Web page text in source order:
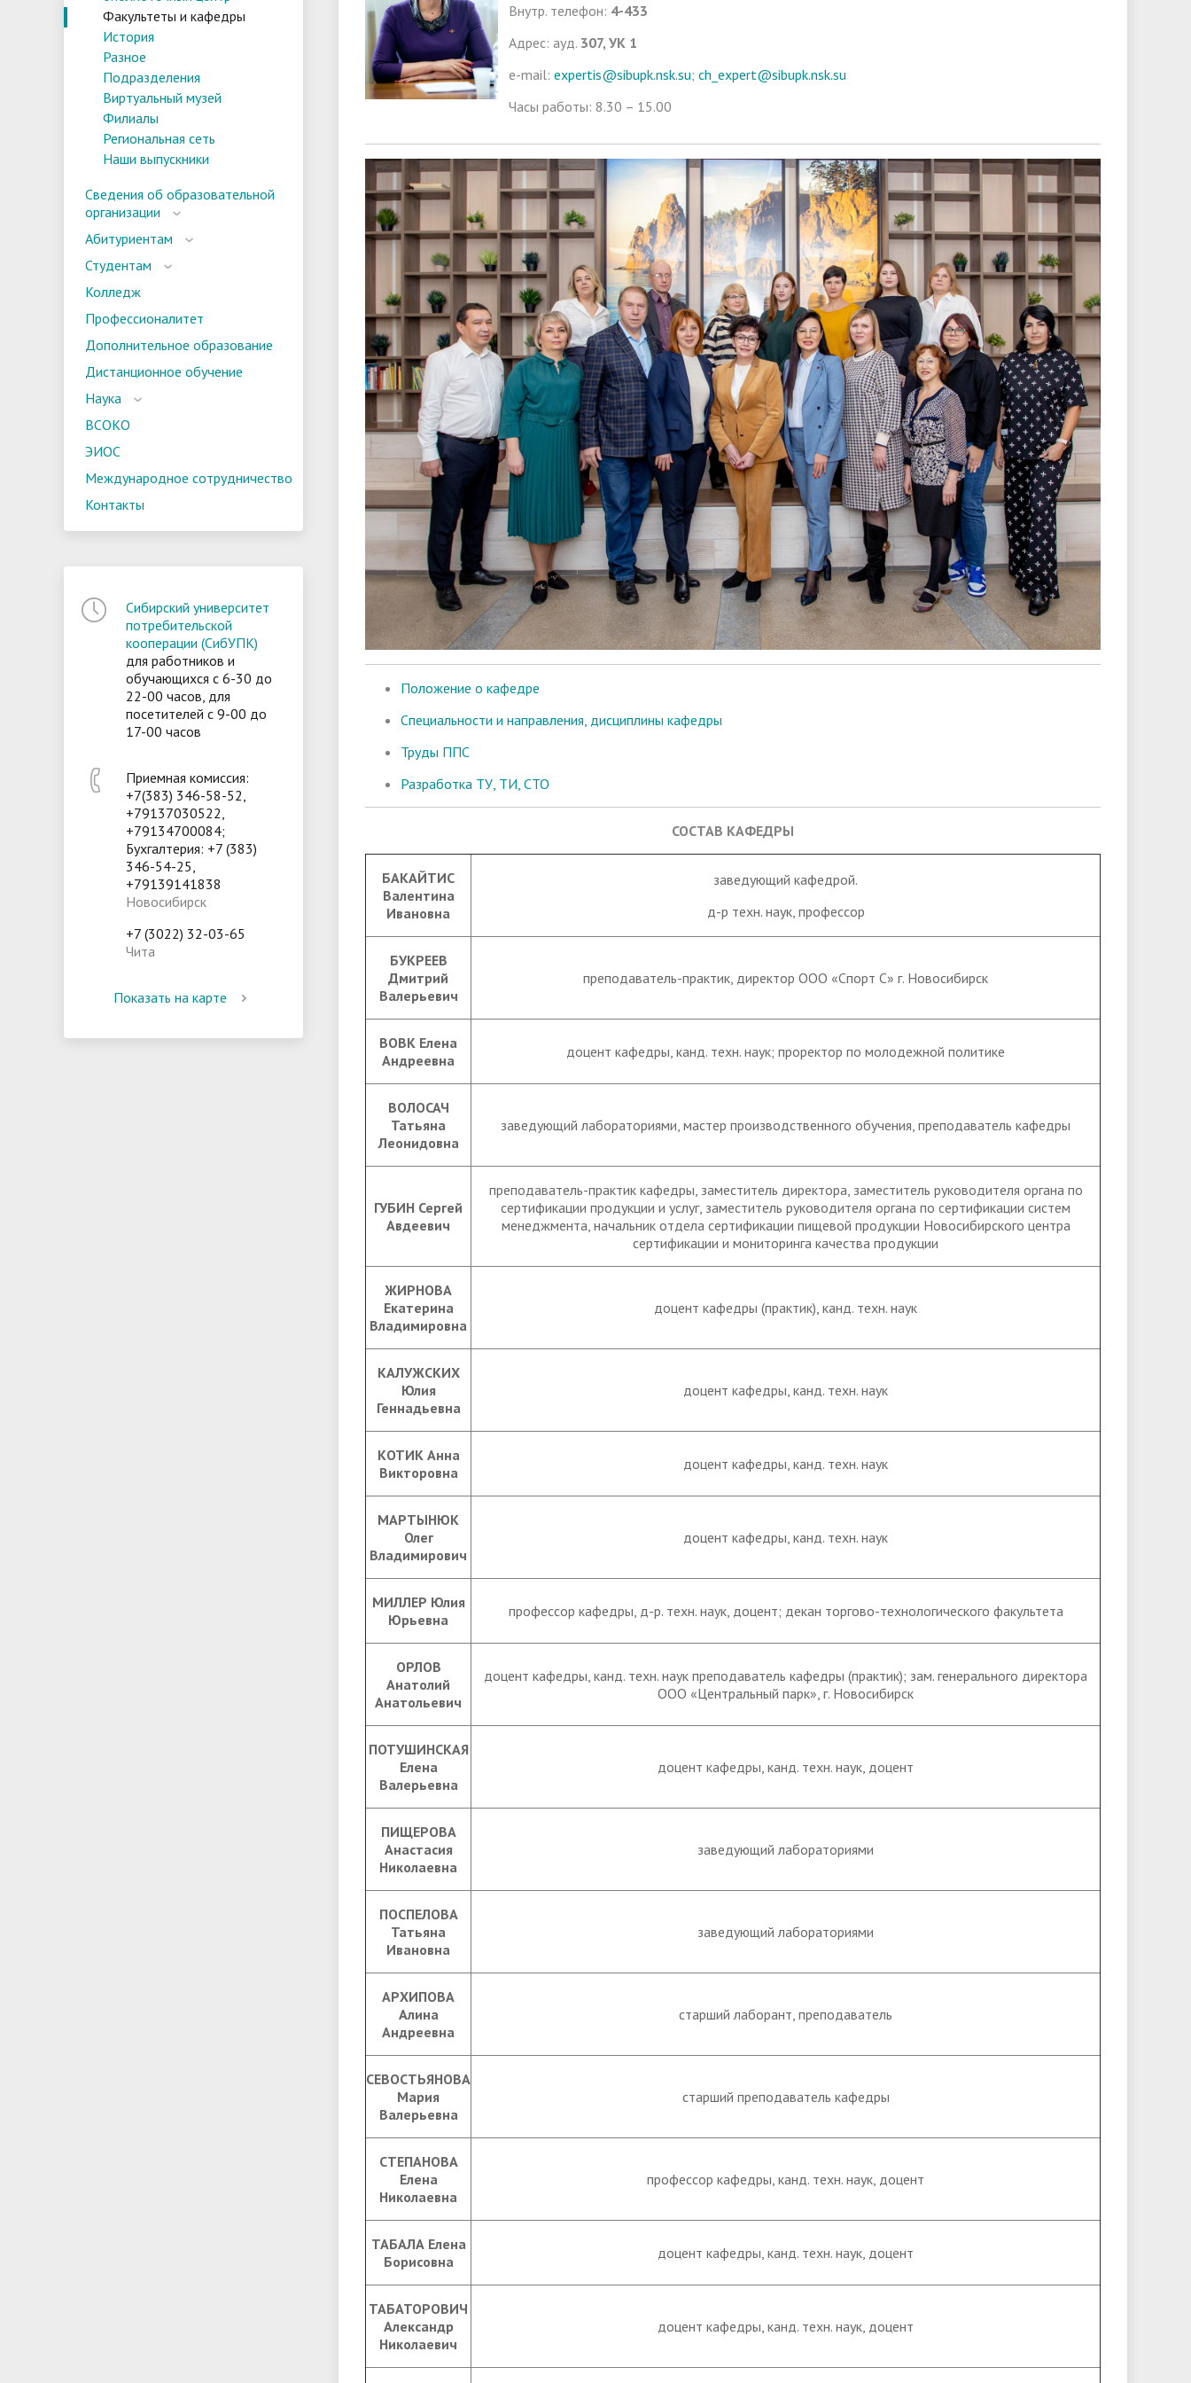
Факультеты и кафедры
История
Разное
Подразделения
Виртуальный музей
Филиалы
Региональная сеть
Наши выпускники
Сведения об образовательной
организации
Абитуриентам
Студентам
Колледж
Профессионалитет
Дополнительное образование
Дистанционное обучение
Наука
ВСОКО
ЭИОС
Международное сотрудничество
Контакты
Сибирский университет
потребительской
кооперации (СибУПК)
для работников и
обучающихся с 6-30 до
22-00 часов, для
посетителей с 9-00 до
17-00 часов
Приемная комиссия:
+7(383) 346-58-52,
+79137030522,
+79134700084;
Бухгалтерия: +7 (383)
346-54-25,
+79139141838
Новосибирск
+7 (3022) 32-03-65
Чита
Показать на карте
Внутр. телефон: 4-433
Адрес: ауд. 307, УК 1
e-mail: expertis@sibupk.nsk.su; ch_expert@sibupk.nsk.su
Часы работы: 8.30 – 15.00
Положение о кафедре
Специальности и направления, дисциплины кафедры
Труды ППС
Разработка ТУ, ТИ, СТО
СОСТАВ КАФЕДРЫ
БАКАЙТИС
Валентина
Ивановна
заведующий кафедрой.
д-р техн. наук, профессор
БУКРЕЕВ
Дмитрий
Валерьевич
преподаватель-практик, директор ООО «Спорт С» г. Новосибирск
ВОВК Елена
Андреевна
доцент кафедры, канд. техн. наук; проректор по молодежной политике
ВОЛОСАЧ
Татьяна
Леонидовна
заведующий лабораториями, мастер производственного обучения, преподаватель кафедры
ГУБИН Сергей
Авдеевич
преподаватель-практик кафедры, заместитель директора, заместитель руководителя органа по
сертификации продукции и услуг, заместитель руководителя органа по сертификации систем
менеджмента, начальник отдела сертификации пищевой продукции Новосибирского центра
сертификации и мониторинга качества продукции
ЖИРНОВА
Екатерина
Владимировна
доцент кафедры (практик), канд. техн. наук
КАЛУЖСКИХ
Юлия
Геннадьевна
доцент кафедры, канд. техн. наук
КОТИК Анна
Викторовна
доцент кафедры, канд. техн. наук
МАРТЫНЮК
Олег
Владимирович
доцент кафедры, канд. техн. наук
МИЛЛЕР Юлия
Юрьевна
профессор кафедры, д-р. техн. наук, доцент; декан торгово-технологического факультета
ОРЛОВ
Анатолий
Анатольевич
доцент кафедры, канд. техн. наук преподаватель кафедры (практик); зам. генерального директора
ООО «Центральный парк», г. Новосибирск
ПОТУШИНСКАЯ
Елена
Валерьевна
доцент кафедры, канд. техн. наук, доцент
ПИЩЕРОВА
Анастасия
Николаевна
заведующий лабораториями
ПОСПЕЛОВА
Татьяна
Ивановна
заведующий лабораториями
АРХИПОВА
Алина
Андреевна
старший лаборант, преподаватель
СЕВОСТЬЯНОВА
Мария
Валерьевна
старший преподаватель кафедры
СТЕПАНОВА
Елена
Николаевна
профессор кафедры, канд. техн. наук, доцент
ТАБАЛА Елена
Борисовна
доцент кафедры, канд. техн. наук, доцент
ТАБАТОРОВИЧ
Александр
Николаевич
доцент кафедры, канд. техн. наук, доцент